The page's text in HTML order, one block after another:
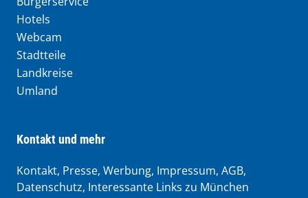
Hotels
Webcam
Stadtteile
Landkreise
Umland
Kontakt und mehr
Kontakt, Presse, Werbung, Impressum, AGB,
Datenschutz, Interessante Links zu München